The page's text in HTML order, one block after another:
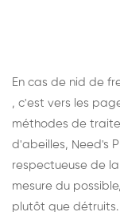
En cas de nid de
, c'est vers les
méthodes de
d'abeilles, Need's
respectueuse de
mesure du possible,
plutôt que détruits.